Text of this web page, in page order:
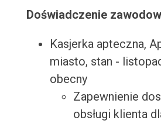
Doświadczenie
Kasjerka apteczna,
miasto, stan -
obecny
Zapewnienie
obsługi klienta